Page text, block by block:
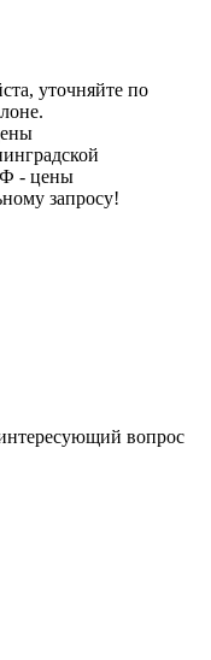
уточняйте по
- цены
запросу!
вопрос